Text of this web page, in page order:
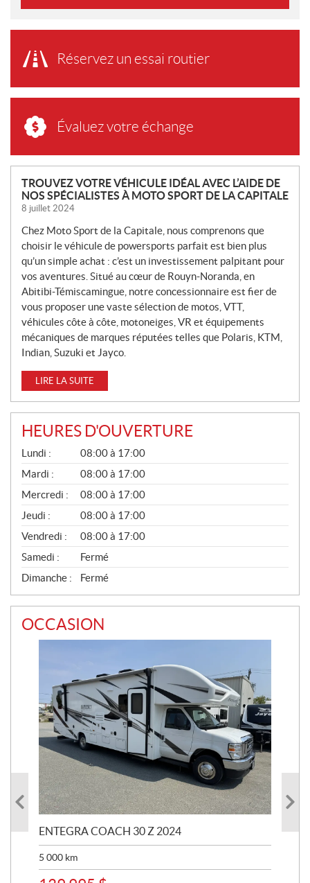
Réservez un essai routier
Évaluez votre échange
N
O
U
V
E
L
L
E
S
TROUVEZ VOTRE VÉHICULE IDÉAL AVEC L’AIDE DE
NOS SPÉCIALISTES À MOTO SPORT DE LA CAPITALE
8 juillet 2024
Chez Moto Sport de la Capitale, nous comprenons que
choisir le véhicule de powersports parfait est bien plus
qu’un simple achat : c’est un investissement palpitant pour
vos aventures. Situé au cœur de Rouyn-Noranda, en
Abitibi-Témiscamingue, notre concessionnaire est fier de
vous proposer une vaste sélection de motos, VTT,
véhicules côte à côte, motoneiges, VR et équipements
mécaniques de marques réputées telles que Polaris, KTM,
Indian, Suzuki et Jayco.
LIRE LA SUITE
HEURES D'OUVERTURE
G
É
N
É
R
A
L
Lundi :
08:00 à 17:00
Mardi :
08:00 à 17:00
Mercredi :
08:00 à 17:00
Jeudi :
08:00 à 17:00
Vendredi :
08:00 à 17:00
Samedi :
Fermé
Dimanche :
Fermé
OCCASION
ENTEGRA COACH 30 Z 2024
5 000 km